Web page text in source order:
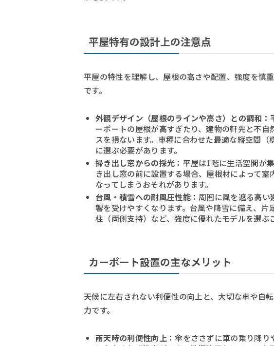
平屋特有の設計上の注意点
平屋の特性を理解し、屋根の高さや配置、強度を慎
です。
外観デザイン（屋根のラインや高さ）との調和：
ーポートの屋根が高すぎたり、建物の軒先と不
スを損ないます。車種に合わせた最適な縦空間（
に選ぶ必要があります。
掃き出し窓からの採光： 平屋は1階に生活空間が
き出し窓の前に設置する場合、屋根材によって
なってしまうおそれがあります。
台風・積雪への耐風圧性能： 周囲に風を遮る高い
響を受けやすくなります。台風や降雪に備え、
柱（両側支持）など、強度に優れたモデルを選ぶ
カーポート設置の主なメリット
天候に左右されない利便性の向上と、大切な車や自
力です。
雨天時の利便性向上：傘をささずに車の乗り降り